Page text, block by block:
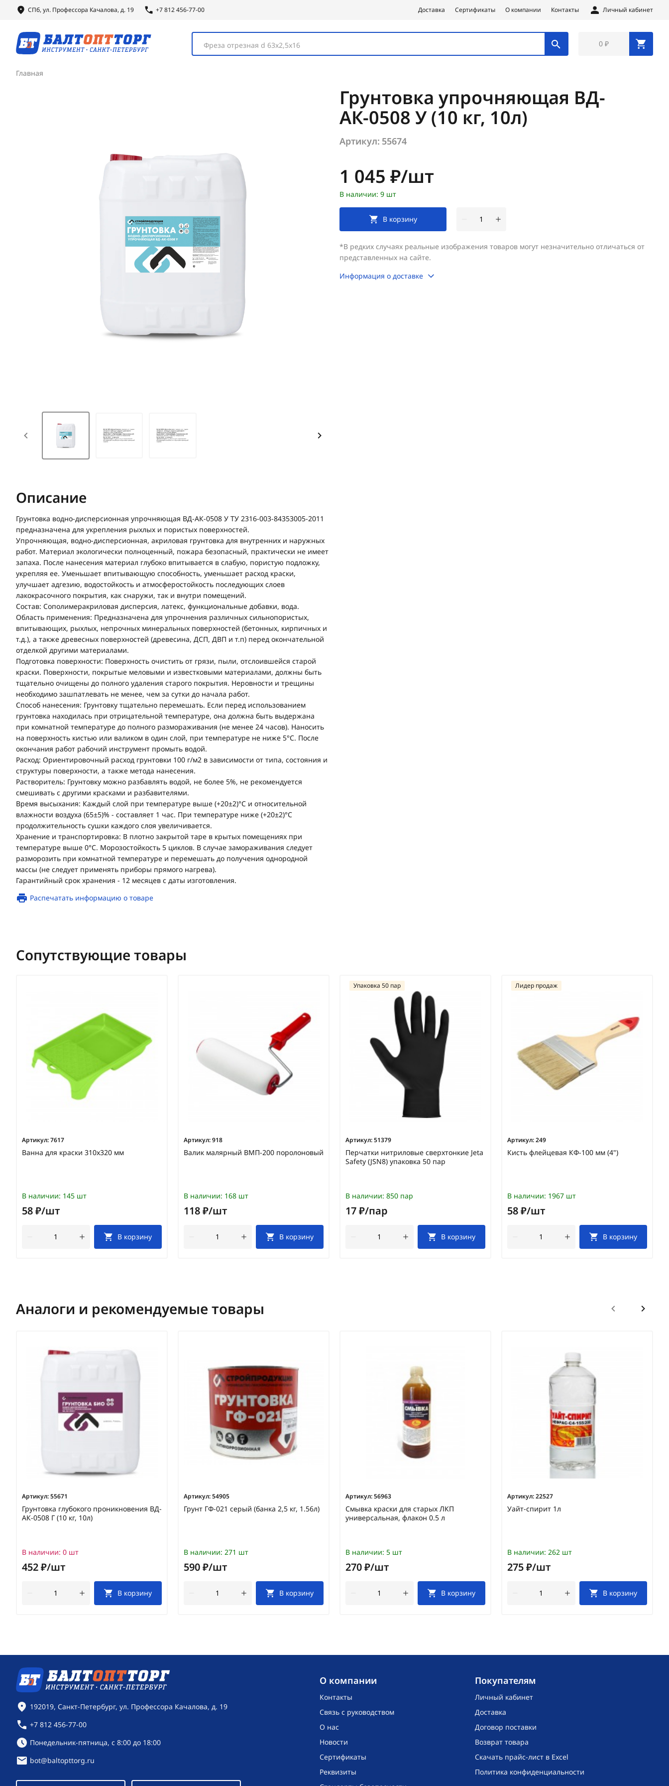
СПб, ул. Профессора Качалова, д. 19 +7 812 456-77-00 Доставка Сертификаты О компании Контакты Личный кабинет
Фреза отрезная d 63х2,5х16 0 ₽
Главная
Грунтовка упрочняющая ВД-
АК-0508 У (10 кг, 10л)
Артикул: 55674
Цена:
1 045 ₽/шт
В наличии: 9 шт
В корзину
*В редких случаях реальные изображения товаров могут незначительно отличаться от
представленных на сайте.
Информация о доставке
Описание
Грунтовка водно-дисперсионная упрочняющая ВД-АК-0508 У ТУ 2316-003-84353005-2011
предназначена для укрепления рыхлых и пористых поверхностей.
Упрочняющая, водно-дисперсионная, акриловая грунтовка для внутренних и наружных
работ. Материал экологически полноценный, пожара безопасный, практически не имеет
запаха. После нанесения материал глубоко впитывается в слабую, пористую подложку,
укрепляя ее. Уменьшает впитывающую способность, уменьшает расход краски,
улучшает адгезию, водостойкость и атмосферостойкость последующих слоев
лакокрасочного покрытия, как снаружи, так и внутри помещений.
Состав: Сополимеракриловая дисперсия, латекс, функциональные добавки, вода.
Область применения: Предназначена для упрочнения различных сильнопористых,
впитывающих, рыхлых, непрочных минеральных поверхностей (бетонных, кирпичных и
т.д.), а также древесных поверхностей (древесина, ДСП, ДВП и т.п) перед окончательной
отделкой другими материалами.
Подготовка поверхности: Поверхность очистить от грязи, пыли, отслоившейся старой
краски. Поверхности, покрытые меловыми и известковыми материалами, должны быть
тщательно очищены до полного удаления старого покрытия. Неровности и трещины
необходимо зашпатлевать не менее, чем за сутки до начала работ.
Способ нанесения: Грунтовку тщательно перемешать. Если перед использованием
грунтовка находилась при отрицательной температуре, она должна быть выдержана
при комнатной температуре до полного размораживания (не менее 24 часов). Наносить
на поверхность кистью или валиком в один слой, при температуре не ниже 5°С. После
окончания работ рабочий инструмент промыть водой.
Расход: Ориентировочный расход грунтовки 100 г/м2 в зависимости от типа, состояния и
структуры поверхности, а также метода нанесения.
Растворитель: Грунтовку можно разбавлять водой, не более 5%, не рекомендуется
смешивать с другими красками и разбавителями.
Время высыхания: Каждый слой при температуре выше (+20±2)°С и относительной
влажности воздуха (65±5)% - составляет 1 час. При температуре ниже (+20±2)°С
продолжительность сушки каждого слоя увеличивается.
Хранение и транспортировка: В плотно закрытой таре в крытых помещениях при
температуре выше 0°С. Морозостойкость 5 циклов. В случае замораживания следует
разморозить при комнатной температуре и перемешать до получения однородной
массы (не следует применять приборы прямого нагрева).
Гарантийный срок хранения - 12 месяцев с даты изготовления.
Распечатать информацию о товаре
Сопутствующие товары
Артикул:7617
Ванна для краски 310х320 мм
В наличии: 145 шт
58 ₽/шт
В корзину
Артикул:918
Валик малярный ВМП-200 поролоновый
В наличии: 168 шт
118 ₽/шт
В корзину
Артикул:51379
Перчатки нитриловые сверхтонкие Jeta
Safety (JSN8) упаковка 50 пар
Упаковка 50 пар
В наличии: 850 пар
17 ₽/пар
В корзину
Артикул:249
Кисть флейцевая КФ-100 мм (4")
Лидер продаж
В наличии: 1967 шт
58 ₽/шт
В корзину
Аналоги и рекомендуемые товары
Артикул:55671
Грунтовка глубокого проникновения ВД-
АК-0508 Г (10 кг, 10л)
В наличии: 0 шт
452 ₽/шт
В корзину
Артикул:54905
Грунт ГФ-021 серый (банка 2,5 кг, 1.56л)
В наличии: 271 шт
590 ₽/шт
В корзину
Артикул:56963
Смывка краски для старых ЛКП
универсальная, флакон 0.5 л
В наличии: 5 шт
270 ₽/шт
В корзину
Артикул:22527
Уайт-спирит 1л
В наличии: 262 шт
275 ₽/шт
В корзину
O компании
Контакты
Связь с руководством
О нас
Новости
Сертификаты
Реквизиты
Покупателям
Личный кабинет
Доставка
Договор поставки
Возврат товара
Скачать прайс-лист в Excel
Политика конфиденциальности
Контактная информация
192019, Санкт-Петербург, ул. Профессора Качалова, д. 19
+7 812 456-77-00
Режим работы:
Понедельник-пятница, с 8:00 до 18:00
bot@baltopttorg.ru